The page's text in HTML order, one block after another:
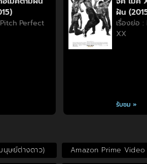
Perfect
ฝัน
เรื่องย่อ
XX
รับชม »
นุษย์ต่างดาว) Amazon Prime Video